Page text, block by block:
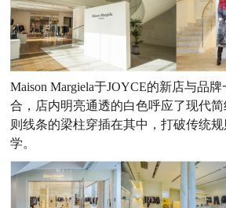
Maison Margiela于JOYCE的新店与品
合，店内明亮通透的白色呼应了现代
则线条的梁柱穿插在其中，打破传统
学。